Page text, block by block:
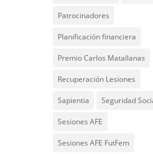
Patrocinadores
Planificación financiera
Premio Carlos Matallanas
Recuperación Lesiones
Sapientia Seguridad
Sesiones AFE
Sesiones AFE FutFem